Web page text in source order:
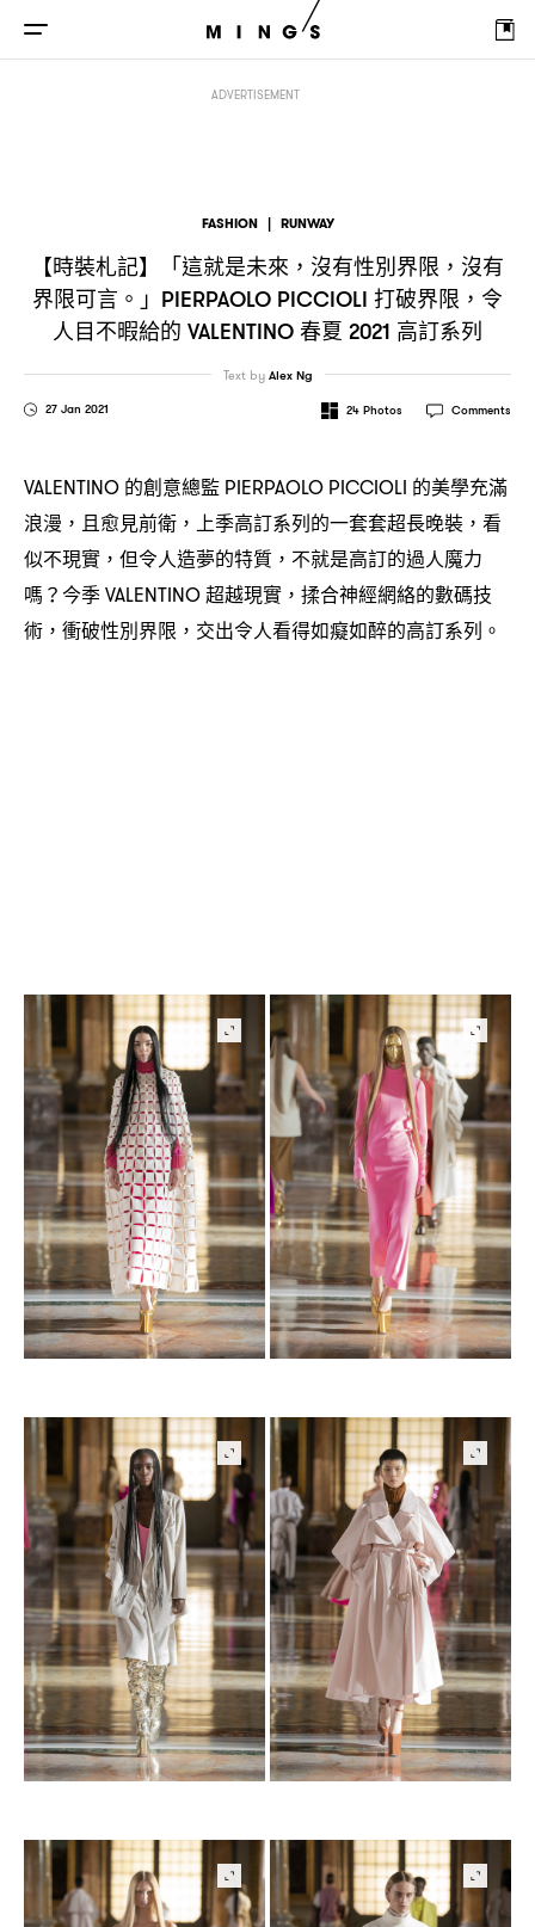
ADVERTISEMENT
FASHION | RUNWAY
【時裝札記】「這就是未來 ， 沒有性別界限 ， 沒有
界限可言。」 PIERPAOLO PICCIOLI 打破界限 ， 令
人目不暇給的 VALENTINO 春夏 2021 高訂系列
27 Jan 2021
Text by Alex Ng
24 Photos Comments
VALENTINO 的創意總監 PIERPAOLO PICCIOLI 的美學充滿
浪漫 ， 且愈見前衛 ， 上季高訂系列的一套套超長晚裝 ， 看
似不現實 ， 但令人造夢的特質 ， 不就是高訂的過人魔力
嗎 ？今季 VALENTINO超越現實 ， 揉合神經網絡的數碼技
術 ， 衝破性別界限 ， 交出令人看得如癡如醉的高訂系列。
【時裝札記】「這就是未來 ， 沒有性別界限 PIERPAOLO